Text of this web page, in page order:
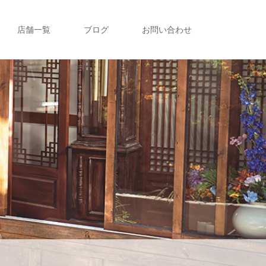
店舗一覧 ブログ お問い合わせ